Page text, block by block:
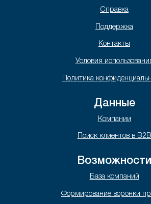
Справка
Поддержка
Контакты
Условия
Политика
Данные
Компании
Поиск клиентов в B2B
Возможности
База компаний
Формирование воронки